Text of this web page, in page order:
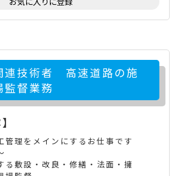
技術者 高速道路の施
監督業務
管理をメインにするお仕事です
る敷設・改良・修繕・法面・擁